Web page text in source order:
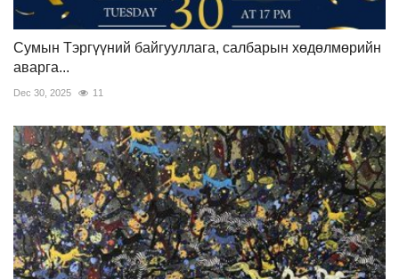
Сумын Тэргүүний байгууллага, салбарын хөдөлмөрийн
аварга...
Dec 30, 2025 11